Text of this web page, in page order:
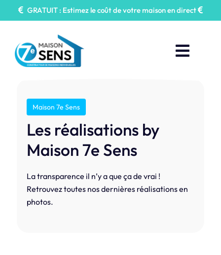
Passer
au
GRATUIT : Estimez le coût de votre maison en direct
Toggle
Nos Annonces
Maisons 7e Sens
Prendre Rendez-vous
Maison 7e Sens
Les réalisations by
Maison 7e Sens
La transparence il n’y a que ça de vrai !
Retrouvez toutes nos dernières réalisations en
photos.